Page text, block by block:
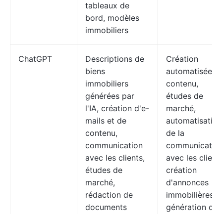
tableaux de
bord, modèles
immobiliers
ChatGPT
Descriptions de
biens
immobiliers
générées par
l'IA, création d'e-
mails et de
contenu,
communication
avec les clients,
études de
marché,
rédaction de
documents
Création
automatisée
contenu,
études de
marché,
automatisation
de la
avec les
création
d'annonces
immobilières
génération de